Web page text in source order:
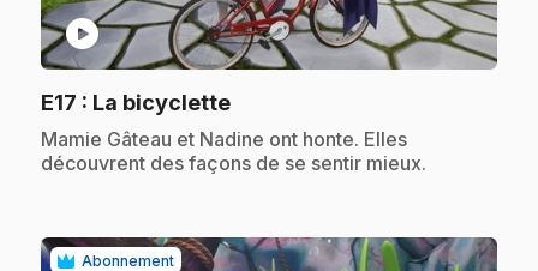
play_circle
E17 : La bicyclette.
.Mamie Gâteau et Nadine ont honte. Elles
découvrent des façons de se sentir mieux.
Abonnement